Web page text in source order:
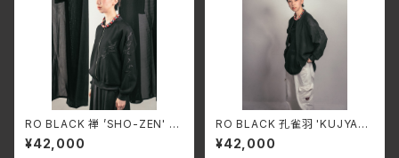
RO BLACK 禅 ’SHO-ZEN' si
ngle short blouson(ragran
sleeve)
¥42,000
RO BLACK 孔雀羽 'KUJYAK
U' single short blouson(ra
gran sleeve)
¥42,000